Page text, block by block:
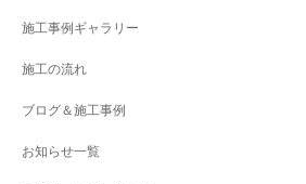
施工事例ギャラリー
施工の流れ
ブログ＆施工事例
お知らせ一覧